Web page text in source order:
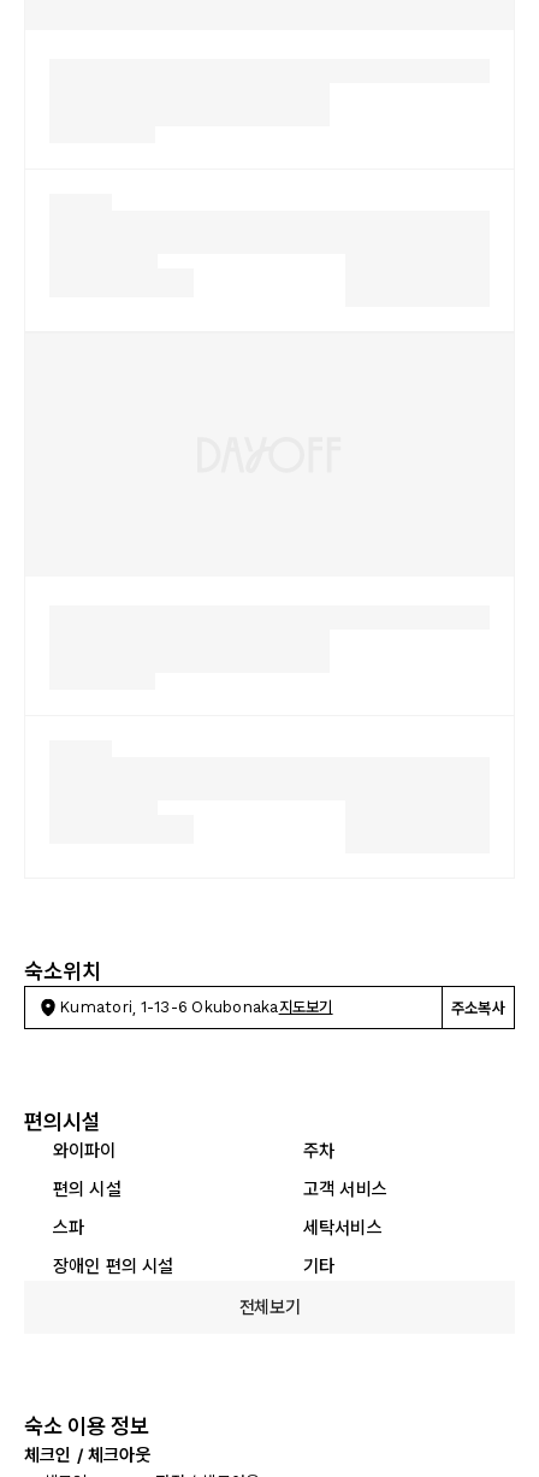
숙소위치
Kumatori, 1-13-6 Okubonaka지도보기 주소복사
편의시설
와이파이
주차
편의 시설
고객 서비스
스파
세탁서비스
장애인 편의 시설
기타
전체보기
숙소 이용 정보
체크인 / 체크아웃